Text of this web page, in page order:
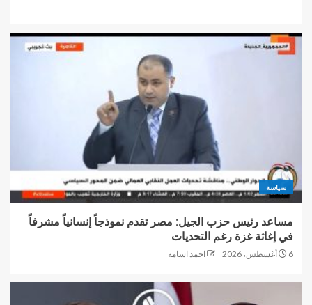
سياسة
مساعد رئيس حزب الجيل: مصر تقدم نموذجاً إنسانياً مشرفاً
في إغاثة غزة رغم التحديات
6 أغسطس، 2026 احمد اسامه